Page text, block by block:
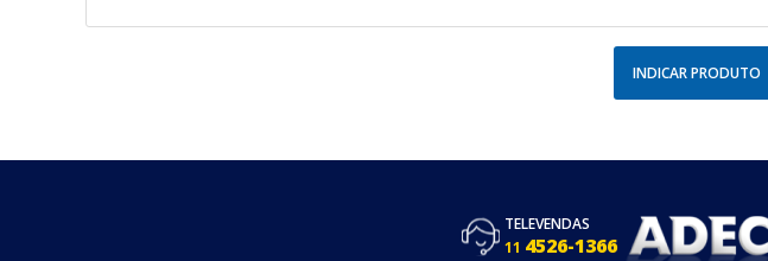
INDICAR PRODUTO
TELEVENDAS
11 4526-1366